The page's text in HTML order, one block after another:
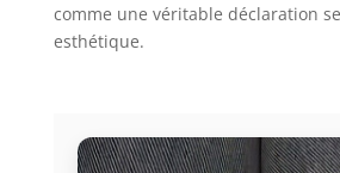
comme une véritable déclaration
esthétique.